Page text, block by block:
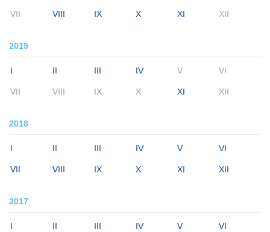
VII VIII IX X XI XII
2019
I II III IV V VI
VII VIII IX X XI XII
2018
I II III IV V VI
VII VIII IX X XI XII
2017
I II III IV V VI